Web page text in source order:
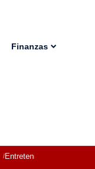
Finanzas
Entretenimiento